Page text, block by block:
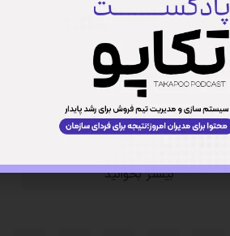
بات‌ های فروش: جایگزین تیم فروش یا
آن؟
بیشتر بخوانید